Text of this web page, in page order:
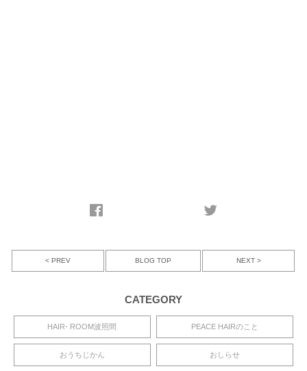
< PREV BLOG TOP NEXT >
CATEGORY
HAIR- ROOM波照間 PEACE HAIRのこと
おうちじかん おしらせ